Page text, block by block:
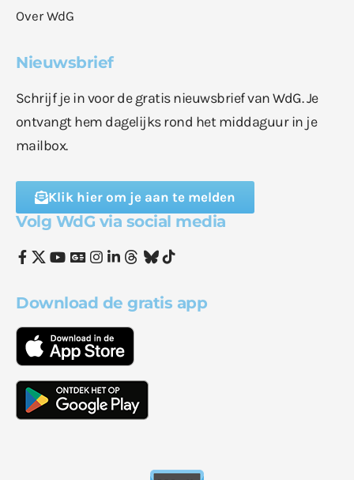
Over WdG
Nieuwsbrief
Schrijf je in voor de gratis nieuwsbrief van WdG. Je
ontvangt hem dagelijks rond het middaguur in je
mailbox.
Klik hier om je aan te melden
Volg WdG via social media
Download de gratis app